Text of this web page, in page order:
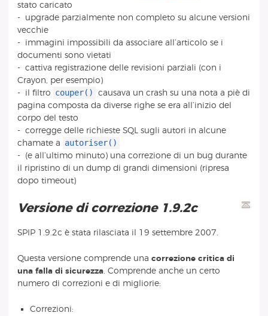
stato caricato
- upgrade parzialmente non completo su alcune versioni
vecchie
- immagini impossibili da associare all’articolo se i
documenti sono vietati
- cattiva registrazione delle revisioni parziali (con i
Crayon, per esempio)
- il filtro couper()
causava un crash su una nota a piè di
pagina composta da diverse righe se era all’inizio del
corpo del testo
- corregge delle richieste SQL sugli autori in alcune
chamate a autoriser()
- (e all’ultimo minuto) una correzione di un bug durante
il ripristino di un dump di grandi dimensioni (ripresa
dopo timeout)
Versione di correzione 1.9.2c
SPIP 1.9.2c è stata rilasciata il 19 settembre 2007.
Questa versione comprende una correzione critica di
una falla di sicurezza. Comprende anche un certo
numero di correzioni e di migliorie:
Correzioni: